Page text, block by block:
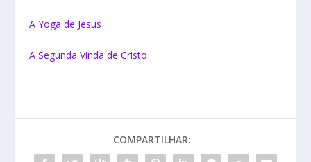
A Yoga de Jesus
A Segunda Vinda de Cristo
COMPARTILHAR: